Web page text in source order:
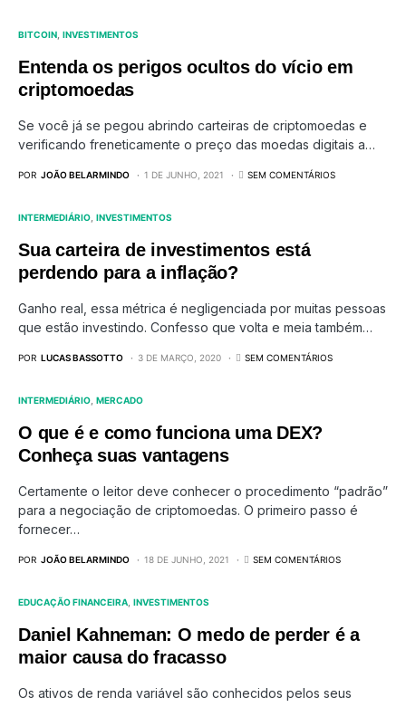
BITCOIN INVESTIMENTOS
Entenda os perigos ocultos do vício em
criptomoedas
Se você já se pegou abrindo carteiras de criptomoedas e
verificando freneticamente o preço das moedas digitais a…
POR JOÃO BELARMINDO 1 DE JUNHO, 2021 SEM COMENTÁRIOS
INTERMEDIÁRIO INVESTIMENTOS
Sua carteira de investimentos está
perdendo para a inflação?
Ganho real, essa métrica é negligenciada por muitas pessoas
que estão investindo. Confesso que volta e meia também…
POR LUCAS BASSOTTO 3 DE MARÇO, 2020 SEM COMENTÁRIOS
INTERMEDIÁRIO MERCADO
O que é e como funciona uma DEX?
Conheça suas vantagens
Certamente o leitor deve conhecer o procedimento “padrão”
para a negociação de criptomoedas. O primeiro passo é
fornecer…
POR JOÃO BELARMINDO 18 DE JUNHO, 2021 SEM COMENTÁRIOS
EDUCAÇÃO FINANCEIRA INVESTIMENTOS
Daniel Kahneman: O medo de perder é a
maior causa do fracasso
Os ativos de renda variável são conhecidos pelos seus